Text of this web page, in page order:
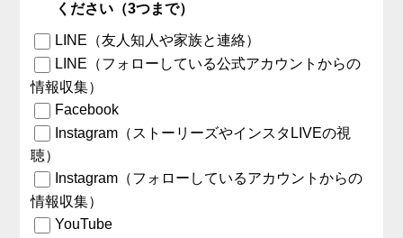
ください（3つまで）
LINE（友人知人や家族と連絡）
LINE（フォローしている公式アカウントからの
情報収集）
Facebook
Instagram（ストーリーズやインスタLIVEの視
聴）
Instagram（フォローしているアカウントからの
情報収集）
YouTube